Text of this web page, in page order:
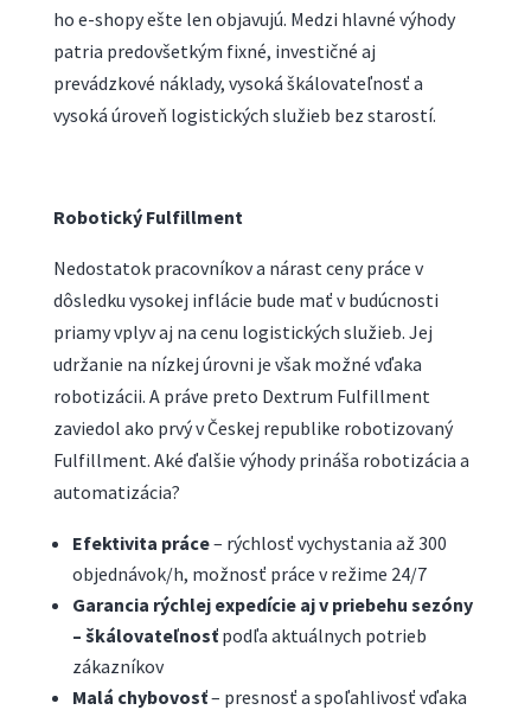
ho e-shopy ešte len objavujú. Medzi hlavné výhody
patria predovšetkým fixné, investičné aj
prevádzkové náklady, vysoká škálovateľnosť a
vysoká úroveň logistických služieb bez starostí.
Robotický Fulfillment
Nedostatok pracovníkov a nárast ceny práce v
dôsledku vysokej inflácie bude mať v budúcnosti
priamy vplyv aj na cenu logistických služieb. Jej
udržanie na nízkej úrovni je však možné vďaka
robotizácii. A práve preto Dextrum Fulfillment
zaviedol ako prvý v Českej republike robotizovaný
Fulfillment. Aké ďalšie výhody prináša robotizácia a
automatizácia?
Efektivita práce– rýchlosť vychystania až 300
objednávok/h, možnosť práce v režime 24/7
Garancia rýchlej expedície aj v priebehu sezóny
– škálovateľnosťpodľa aktuálnych potrieb
zákazníkov
Malá chybovosť– presnosť a spoľahlivosť vďaka